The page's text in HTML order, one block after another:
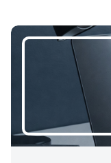
avec certaines